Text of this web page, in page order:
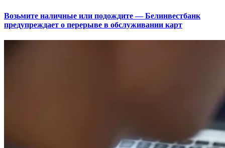
Возьмите наличные или подождите — Белинвестбанк
предупреждает о перерыве в обслуживании карт